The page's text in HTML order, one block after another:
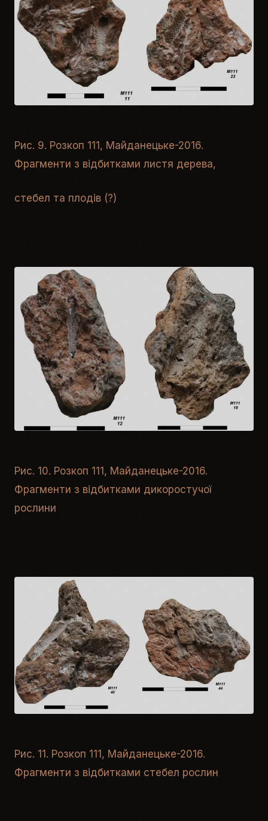
Рис. 9. Розкоп 111, Майданецьке-2016.
Фрагменти з відбитками листя дерева,
стебел та плодів (?)
Рис. 10. Розкоп 111, Майданецьке-2016.
Фрагменти з відбитками дикоростучої
рослини
Рис. 11. Розкоп 111, Майданецьке-2016.
Фрагменти з відбитками стебел рослин